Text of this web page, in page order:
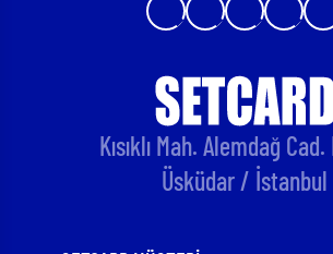
Kısıklı Mah. Alemdağ
Üsküdar / İstanbul